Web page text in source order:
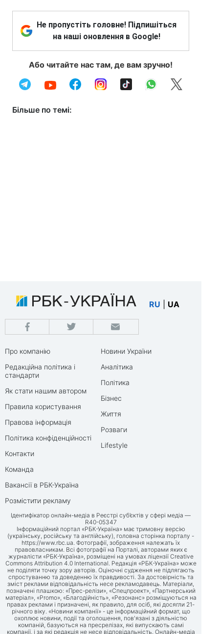
Не пропустіть головне! Підпишіться
на наші оновлення в Google!
Або читайте нас там, де вам зручно!
Більше по темі:
RU UA
Про компанію
Редакційна політика і
стандарти
Як стати нашим автором
Правила користування
Правова інформація
Політика конфіденційності
Контакти
Команда
Вакансії в РБК-Україна
Розмістити рекламу
Новини України
Аналітика
Політика
Бізнес
Життя
Розваги
Lifestyle
Ідентифікатор онлайн-медіа в Реєстрі суб’єктів у сфері медіа —
R40-05347
Інформаційний портал «РБК-Україна» має тримовну версію
(українську, російську та англійську), головна сторінка порталу -
https://www.rbc.ua. Фотографії, зображення належать їх
правовласникам. Всі фотографії на Порталі, авторами яких є
журналісти «РБК-Україна», розміщені на умовах ліцензії Creative
Commons Attribution 4.0 International. Редакція «РБК-Україна» може
не поділяти точку зору авторів. Оціночні судження не підлягають
спростуванню та доведенню їх правдивості. За достовірність та
зміст реклами відповідальність несе рекламодавець. Матеріали,
позначені плашкою: «Прес-релізи», «Спецпроект», «Партнерський
матеріал», «Promo», «Благодійність», «Резонанс» розміщуються на
правах реклами і призначені, як правило, для осіб, які досягли 21-
річного віку. «Новини компанії» - це інформаційний формат, що
охоплює новини, події та оголошення, пов'язані з діяльністю
компаній, базуються на пресрелізах, які випускають самі
компанії, і за які редакція не несе відповідальність. Онлайн-медіа